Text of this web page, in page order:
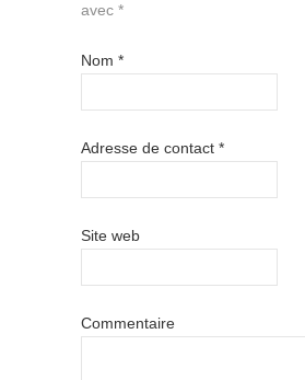
avec *
Nom *
Adresse de contact *
Site web
Commentaire